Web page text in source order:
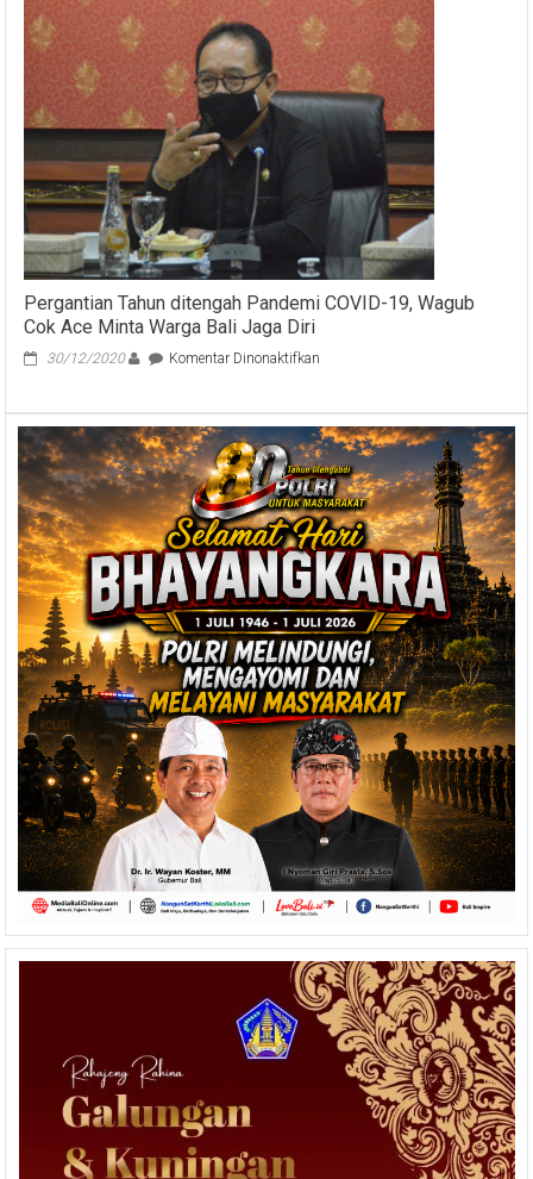
Internasional
Tahun
2025:
Bali
Canangkan
Posisi
Wisata
Kesehatan
Pergantian Tahun ditengah Pandemi COVID-19, Wagub
Cok Ace Minta Warga Bali Jaga Diri
30/12/2020 Komentar Dinonaktifkan
Pandemi
COVID-
19,
Wagub
Cok
Ace
Minta
Warga
Bali
Jaga
Diri